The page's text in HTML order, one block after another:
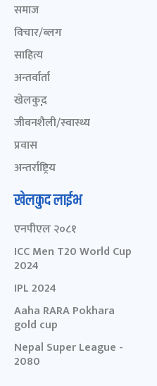
समाज
विचार/ब्लग
साहित्य
अन्तर्वार्ता
खेलकुद़़
जीवनशैली/स्वास्थ्य
प्रवास
अन्तर्राष्ट्रिय
खेलकुद लाईभ
एनपीएल २०८१
ICC Men T20 World Cup
2024
IPL 2024
Aaha RARA Pokhara
gold cup
Nepal Super League -
2080